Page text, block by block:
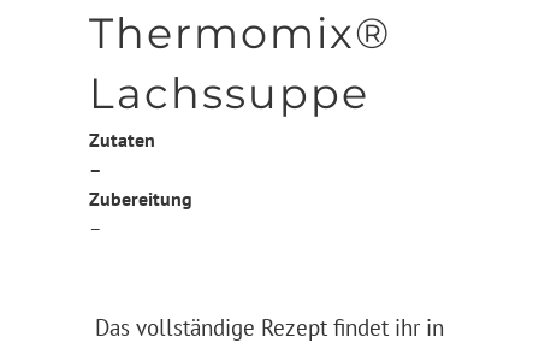
Thermomix®
Lachssuppe
Zutaten
–
Zubereitung
–
Das vollständige Rezept findet ihr in